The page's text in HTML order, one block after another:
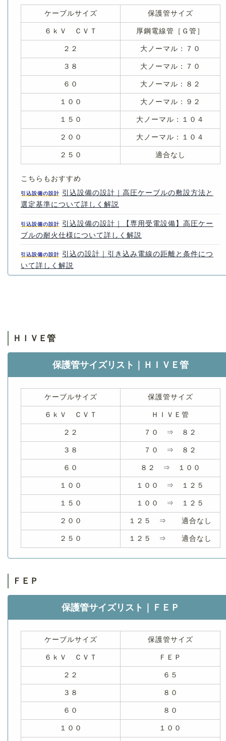
ケーブルサイズ 保護管サイズ
６ｋＶ ＣＶＴ 厚鋼電線管［Ｇ管］
２２ 大ノーマル：７０
３８ 大ノーマル：７０
６０ 大ノーマル：８２
１００ 大ノーマル：９２
１５０ 大ノーマル：１０４
２００ 大ノーマル：１０４
２５０ 適合なし
こちらもおすすめ
引込設備の設計
引込設備の設計｜高圧ケーブルの敷設方法と
選定基準について詳しく解説
引込設備の設計
引込設備の設計｜【専用受電設備】高圧ケー
ブルの耐火仕様について詳しく解説
引込設備の設計
引込の設計｜引き込み電線の距離と条件につ
いて詳しく解説
ＨＩＶＥ管
保護管サイズリスト｜ＨＩＶＥ管
ケーブルサイズ 保護管サイズ
６ｋＶ ＣＶＴ ＨＩＶＥ管
２２ ７０ ⇒ ８２
３８ ７０ ⇒ ８２
６０ ８２ ⇒ １００
１００ １００ ⇒ １２５
１５０ １００ ⇒ １２５
２００ １２５ ⇒ 適合なし
２５０ １２５ ⇒ 適合なし
ＦＥＰ
保護管サイズリスト｜ＦＥＰ
ケーブルサイズ 保護管サイズ
６ｋＶ ＣＶＴ ＦＥＰ
２２ ６５
３８ ８０
６０ ８０
１００ １００